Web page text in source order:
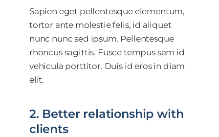
Sapien eget pellentesque elementum,
tortor ante molestie felis, id aliquet
nunc nunc sed ipsum. Pellentesque
rhoncus sagittis. Fusce tempus sem id
vehicula porttitor. Duis id eros in diam
elit.
2. Better relationship with
clients